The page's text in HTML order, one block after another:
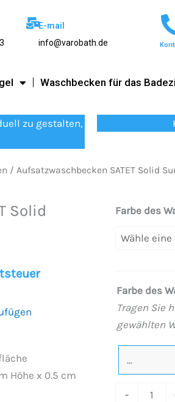
E-mail
info@varobath.de
Waschbecken für das
zu gestalten,
/ Aufsatzwaschbecken SATET Solid
Solid
Höhe x 0.5 cm
Farbe des
Farbe des
Tragen Sie
gewählten
-
Solid
Menge